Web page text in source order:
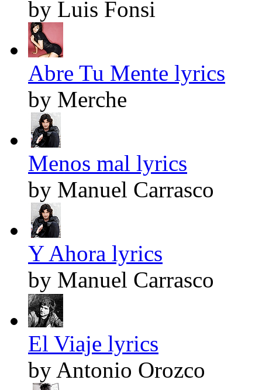
by Luis Fonsi
Abre Tu Mente lyrics
by Merche
Menos mal lyrics
by Manuel Carrasco
Y Ahora lyrics
by Manuel Carrasco
El Viaje lyrics
by Antonio Orozco